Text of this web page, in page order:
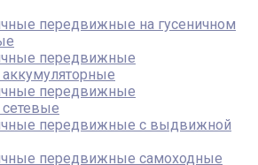
передвижные на гусеничном
передвижные
аккумуляторные
передвижные
сетевые
передвижные с выдвижной
передвижные самоходные